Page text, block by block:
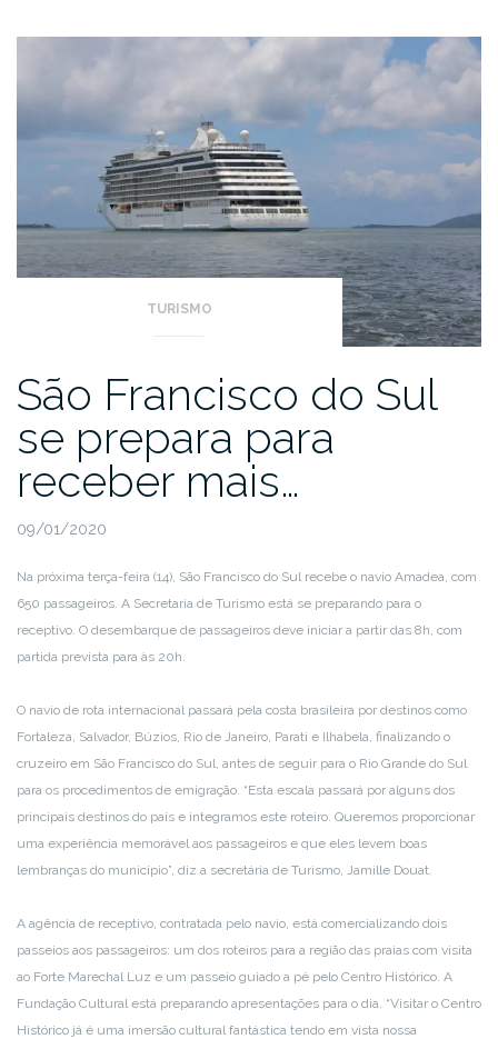
TURISMO
São Francisco do Sul
se prepara para
receber mais…
09/01/2020
Na próxima terça-feira (14), São Francisco do Sul recebe o navio Amadea, com
650 passageiros. A Secretaria de Turismo está se preparando para o
receptivo. O desembarque de passageiros deve iniciar a partir das 8h, com
partida prevista para às 20h.
O navio de rota internacional passará pela costa brasileira por destinos como
Fortaleza, Salvador, Búzios, Rio de Janeiro, Parati e Ilhabela, finalizando o
cruzeiro em São Francisco do Sul, antes de seguir para o Rio Grande do Sul
para os procedimentos de emigração. “Esta escala passará por alguns dos
principais destinos do país e integramos este roteiro. Queremos proporcionar
uma experiência memorável aos passageiros e que eles levem boas
lembranças do município”, diz a secretária de Turismo, Jamille Douat.
A agência de receptivo, contratada pelo navio, está comercializando dois
passeios aos passageiros: um dos roteiros para a região das praias com visita
ao Forte Marechal Luz e um passeio guiado a pé pelo Centro Histórico. A
Fundação Cultural está preparando apresentações para o dia. “Visitar o Centro
Histórico já é uma imersão cultural fantástica tendo em vista nossa